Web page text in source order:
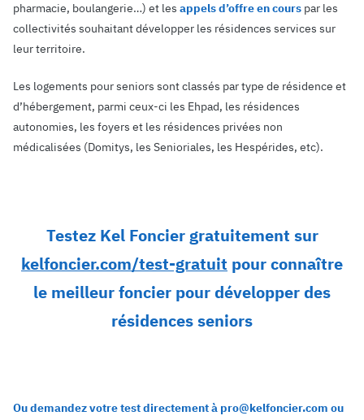
pharmacie, boulangerie…) et les appels d’offre en cours par les
collectivités souhaitant développer les résidences services sur
leur territoire.
Les logements pour seniors sont classés par type de résidence et
d’hébergement, parmi ceux-ci les Ehpad, les résidences
autonomies, les foyers et les résidences privées non
médicalisées (Domitys, les Senioriales, les Hespérides, etc).
Testez Kel Foncier gratuitement sur
kelfoncier.com/test-gratuit pour connaître
le meilleur foncier pour développer des
résidences seniors
Ou demandez votre test directement à pro@kelfoncier.com ou